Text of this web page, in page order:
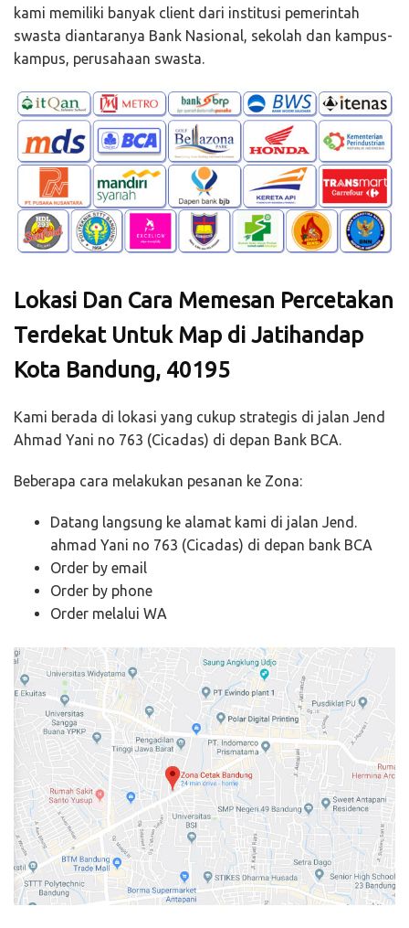
kami memiliki banyak client dari institusi pemerintah
swasta diantaranya Bank Nasional, sekolah dan kampus-
kampus, perusahaan swasta.
Lokasi Dan Cara Memesan Percetakan
Terdekat Untuk Map di Jatihandap
Kota Bandung, 40195
Kami berada di lokasi yang cukup strategis di jalan Jend
Ahmad Yani no 763 (Cicadas) di depan Bank BCA.
Beberapa cara melakukan pesanan ke Zona:
Datang langsung ke alamat kami di jalan Jend.
ahmad Yani no 763 (Cicadas) di depan bank BCA
Order by email
Order by phone
Order melalui WA